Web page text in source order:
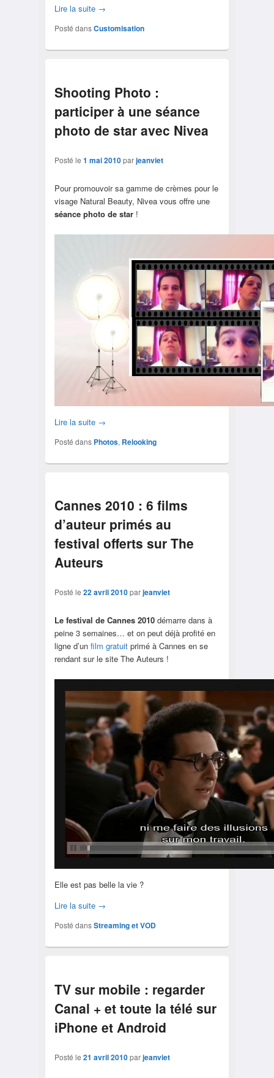
Lire la suite →
Posté dansCustomisation
Shooting Photo :
participer à une séance
photo de star avec Nivea
Posté le 1 mai 2010parjeanviet
Pour promouvoir sa gamme de crèmes pour le
visage Natural Beauty, Nivea vous offre une
séance photo de star!
Lire la suite →
Posté dans Photos, Relooking
Cannes 2010 : 6 films
d’auteur primés au
festival offerts sur The
Auteurs
Posté le 22 avril 2010parjeanviet
Le festival de Cannes 2010démarre dans à
peine 3 semaines… et on peut déjà profité en
ligne d’un film gratuitprimé à Cannes en se
rendant sur le site The Auteurs !
Elle est pas belle la vie ?
Lire la suite →
Posté dansStreaming et VOD
TV sur mobile : regarder
Canal + et toute la télé sur
iPhone et Android
Posté le 21 avril 2010parjeanviet